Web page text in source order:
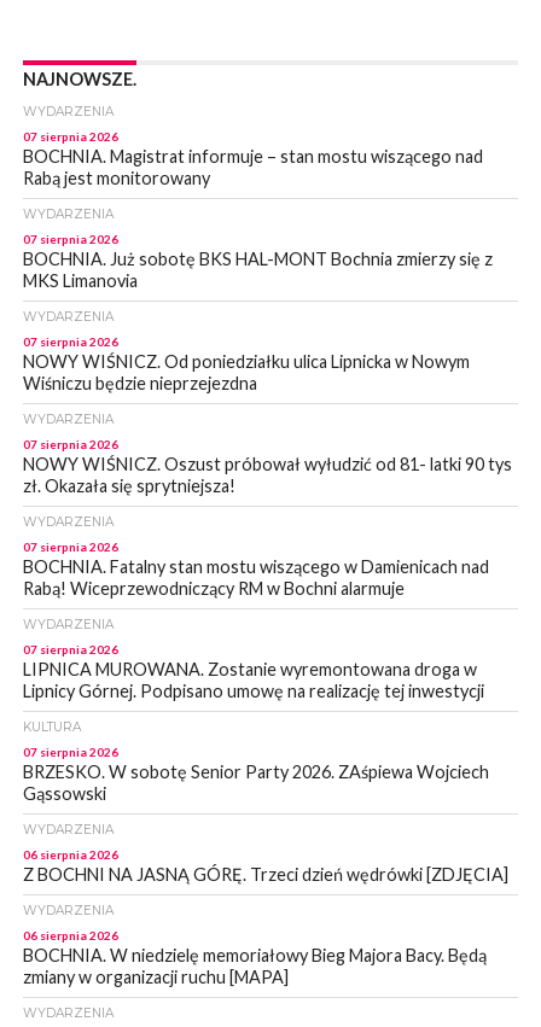
NAJNOWSZE.
WYDARZENIA
07 sierpnia 2026
BOCHNIA. Magistrat informuje – stan mostu wiszącego nad
Rabą jest monitorowany
WYDARZENIA
07 sierpnia 2026
BOCHNIA. Już sobotę BKS HAL-MONT Bochnia zmierzy się z
MKS Limanovia
WYDARZENIA
07 sierpnia 2026
NOWY WIŚNICZ. Od poniedziałku ulica Lipnicka w Nowym
Wiśniczu będzie nieprzejezdna
WYDARZENIA
07 sierpnia 2026
NOWY WIŚNICZ. Oszust próbował wyłudzić od 81- latki 90 tys
zł. Okazała się sprytniejsza!
WYDARZENIA
07 sierpnia 2026
BOCHNIA. Fatalny stan mostu wiszącego w Damienicach nad
Rabą! Wiceprzewodniczący RM w Bochni alarmuje
WYDARZENIA
07 sierpnia 2026
LIPNICA MUROWANA. Zostanie wyremontowana droga w
Lipnicy Górnej. Podpisano umowę na realizację tej inwestycji
KULTURA
07 sierpnia 2026
BRZESKO. W sobotę Senior Party 2026. ZAśpiewa Wojciech
Gąssowski
WYDARZENIA
06 sierpnia 2026
Z BOCHNI NA JASNĄ GÓRĘ. Trzeci dzień wędrówki [ZDJĘCIA]
WYDARZENIA
06 sierpnia 2026
BOCHNIA. W niedzielę memoriałowy Bieg Majora Bacy. Będą
zmiany w organizacji ruchu [MAPA]
WYDARZENIA